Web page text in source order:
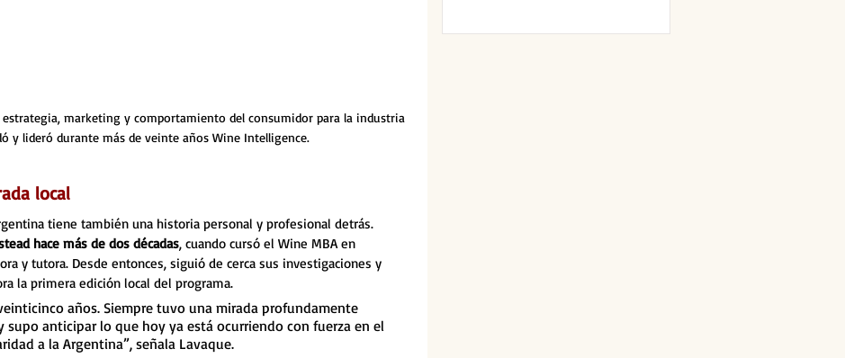
estrategia, marketing y comportamiento del consumidor para la industria
y lideró durante más de veinte años Wine Intelligence.
local
tiene también una historia personal y profesional detrás.
hace más de dos décadas, cuando cursó el Wine MBA en
y tutora. Desde entonces, siguió de cerca sus investigaciones y
la primera edición local del programa.
años. Siempre tuvo una mirada profundamente
supo anticipar lo que hoy ya está ocurriendo con fuerza en el
a la Argentina”, señala Lavaque.